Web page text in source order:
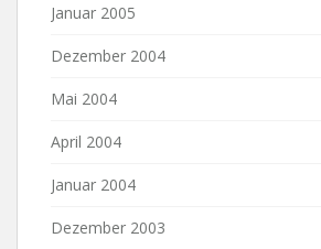
Januar 2005
Dezember 2004
Mai 2004
April 2004
Januar 2004
Dezember 2003